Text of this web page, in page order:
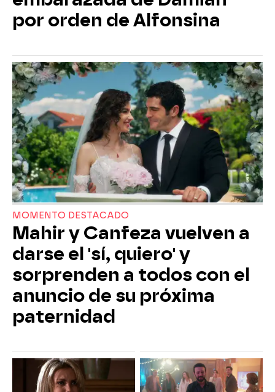
por orden de Alfonsina
MOMENTO DESTACADO
Mahir y Canfeza vuelven a
darse el 'sí, quiero' y
sorprenden a todos con el
anuncio de su próxima
paternidad